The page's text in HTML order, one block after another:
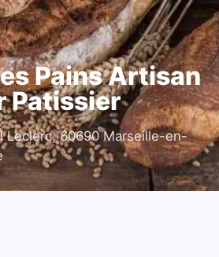
Pains Artisan
Patissier
Leclerc, 60690 Marseille-en-